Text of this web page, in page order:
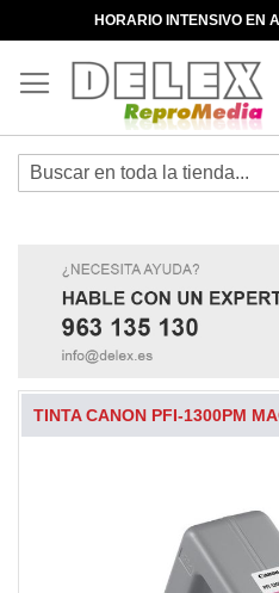
HORARIO INTENSIVO EN
TINTA CANON PFI-1300PM